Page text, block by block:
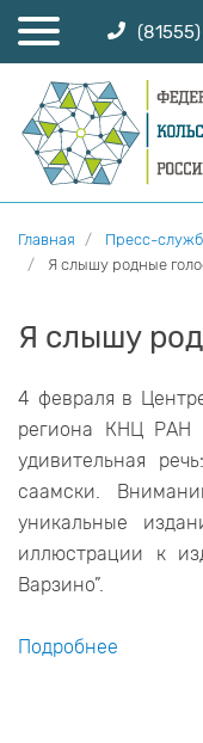
Главная Пресс-
Я слышу родные
Я слышу
4 февраля в
региона КНЦ РАН
удивительная
саамски.
уникальные
иллюстрации к
Варзино”.
Подробнее